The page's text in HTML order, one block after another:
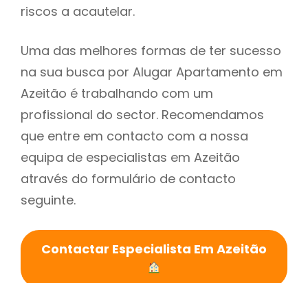
riscos a acautelar.
Uma das melhores formas de ter sucesso
na sua busca por Alugar Apartamento em
Azeitão é trabalhando com um
profissional do sector. Recomendamos
que entre em contacto com a nossa
equipa de especialistas em Azeitão
através do formulário de contacto
seguinte.
Contactar Especialista Em Azeitão